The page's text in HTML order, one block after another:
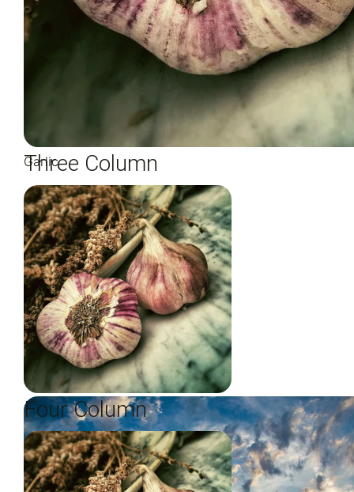
Garlic
Three Column
Garlic
Four Column